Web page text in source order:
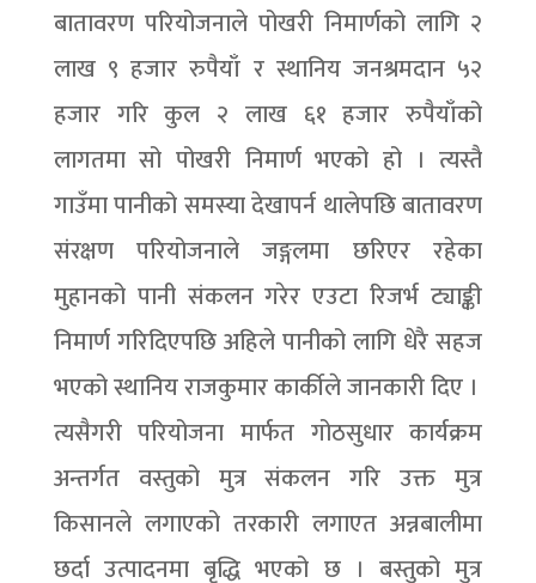
बातावरण परियोजनाले पोखरी निमार्णको लागि २
लाख ९ हजार रुपैयाँ र स्थानिय जनश्रमदान ५२
हजार गरि कुल २ लाख ६१ हजार रुपैयाँको
लागतमा सो पोखरी निमार्ण भएको हो । त्यस्तै
गाउँमा पानीको समस्या देखापर्न थालेपछि बातावरण
संरक्षण परियोजनाले जङ्गलमा छरिएर रहेका
मुहानको पानी संकलन गरेर एउटा रिजर्भ ट्याङ्की
निमार्ण गरिदिएपछि अहिले पानीको लागि धेरै सहज
भएको स्थानिय राजकुमार कार्कीले जानकारी दिए ।
त्यसैगरी परियोजना मार्फत गोठसुधार कार्यक्रम
अन्तर्गत वस्तुको मुत्र संकलन गरि उक्त मुत्र
किसानले लगाएको तरकारी लगाएत अन्नबालीमा
छर्दा उत्पादनमा बृद्धि भएको छ । बस्तुको मुत्र